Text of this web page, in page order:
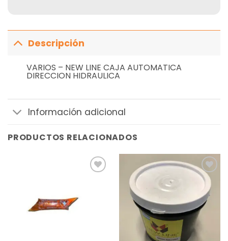
Descripción
VARIOS – NEW LINE CAJA AUTOMATICA
DIRECCION HIDRAULICA
Información adicional
PRODUCTOS RELACIONADOS
Añadir
a la
lista de
deseos